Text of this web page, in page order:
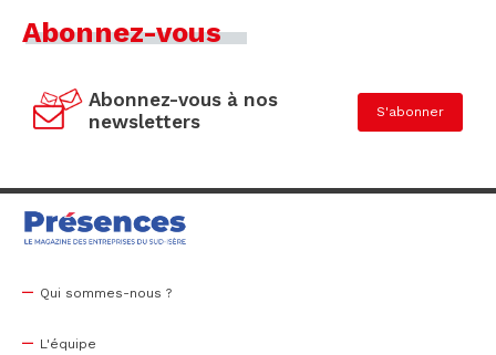
Abonnez-vous
Abonnez-vous à nos
newsletters
S'abonner
Qui sommes-nous ?
L'équipe